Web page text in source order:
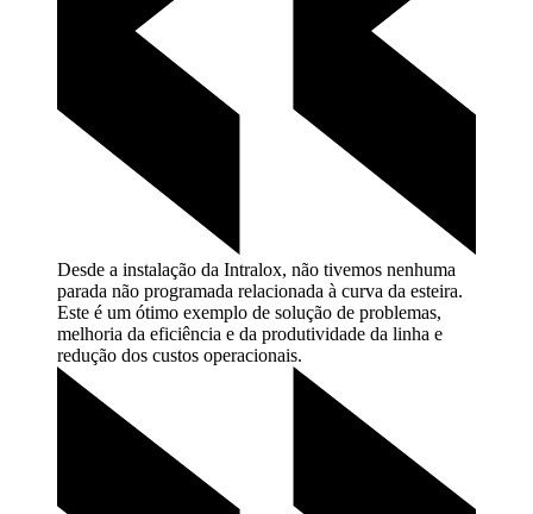
Desde a instalação da Intralox, não tivemos nenhuma
parada não programada relacionada à curva da esteira.
Este é um ótimo exemplo de solução de problemas,
melhoria da eficiência e da produtividade da linha e
redução dos custos operacionais.